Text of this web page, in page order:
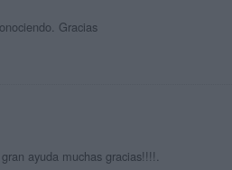
Gracias
ayuda muchas gracias!!!!.